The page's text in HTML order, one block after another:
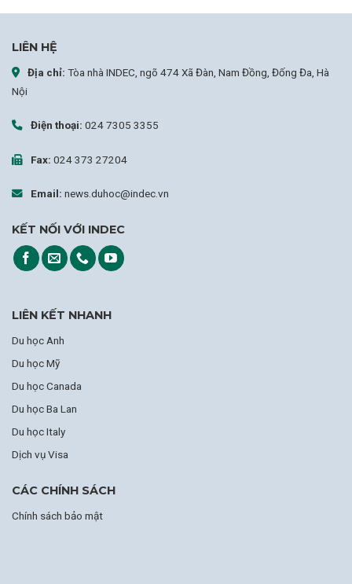
LIÊN HỆ
Địa chỉ: Tòa nhà INDEC, ngõ 474 Xã Đàn, Nam Đồng, Đống Đa, Hà
Nội
Điện thoại: 024 7305 3355
Fax: 024 373 27204
Email: news.duhoc@indec.vn
KẾT NỐI VỚI INDEC
LIÊN KẾT NHANH
Du học Anh
Du học Mỹ
Du học Canada
Du học Ba Lan
Du học Italy
Dịch vụ Visa
CÁC CHÍNH SÁCH
Chính sách bảo mật